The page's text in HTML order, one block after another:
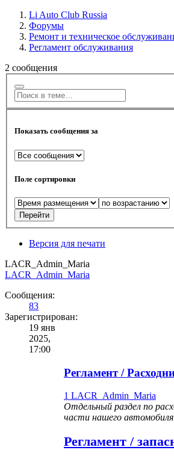
Li Auto Club Russia
Форумы
Ремонт и техническое
Регламент обслуживания
2 сообщения
Показать сообщения за
Поле сортировки
Версия для печати
LACR_Admin_Maria
LACR_Admin_Maria
Сообщения:
83
Зарегистрирован:
19 янв
2025,
17:00
Регламент /
1 LACR_Admin_Maria
Отдельный раздел по
части нашего
Регламент /